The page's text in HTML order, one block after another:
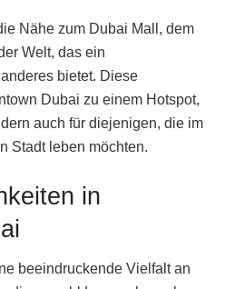
Nähe zum Dubai Mall, dem
Welt, das ein
bietet. Diese
Dubai zu einem Hotspot,
auch für diejenigen, die im
Stadt leben möchten.
in
beeindruckende Vielfalt an